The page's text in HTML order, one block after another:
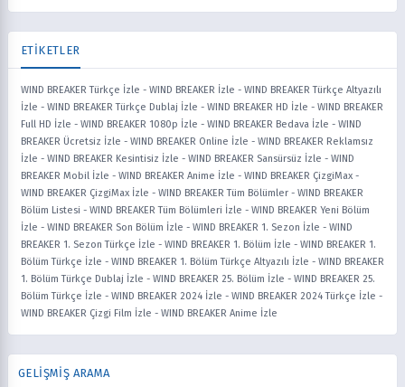
ETİKETLER
WIND BREAKER Türkçe İzle - WIND BREAKER İzle - WIND BREAKER Türkçe Altyazılı
İzle - WIND BREAKER Türkçe Dublaj İzle - WIND BREAKER HD İzle - WIND BREAKER
Full HD İzle - WIND BREAKER 1080p İzle - WIND BREAKER Bedava İzle - WIND
BREAKER Ücretsiz İzle - WIND BREAKER Online İzle - WIND BREAKER Reklamsız
İzle - WIND BREAKER Kesintisiz İzle - WIND BREAKER Sansürsüz İzle - WIND
BREAKER Mobil İzle - WIND BREAKER Anime İzle - WIND BREAKER ÇizgiMax -
WIND BREAKER ÇizgiMax İzle - WIND BREAKER Tüm Bölümler - WIND BREAKER
Bölüm Listesi - WIND BREAKER Tüm Bölümleri İzle - WIND BREAKER Yeni Bölüm
İzle - WIND BREAKER Son Bölüm İzle - WIND BREAKER 1. Sezon İzle - WIND
BREAKER 1. Sezon Türkçe İzle - WIND BREAKER 1. Bölüm İzle - WIND BREAKER 1.
Bölüm Türkçe İzle - WIND BREAKER 1. Bölüm Türkçe Altyazılı İzle - WIND BREAKER
1. Bölüm Türkçe Dublaj İzle - WIND BREAKER 25. Bölüm İzle - WIND BREAKER 25.
Bölüm Türkçe İzle - WIND BREAKER 2024 İzle - WIND BREAKER 2024 Türkçe İzle -
WIND BREAKER Çizgi Film İzle - WIND BREAKER Anime İzle
GELİŞMİŞ ARAMA